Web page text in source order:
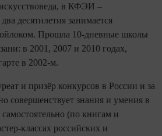
в КФЭИ –
десятилетия занимается
Прошла 10-дневные школы
в 2001, 2007 и 2010 годах,
в 2002-м.
и призёр конкурсов в России и за
совершенствует знания и умения в
(по книгам и
классах российских и